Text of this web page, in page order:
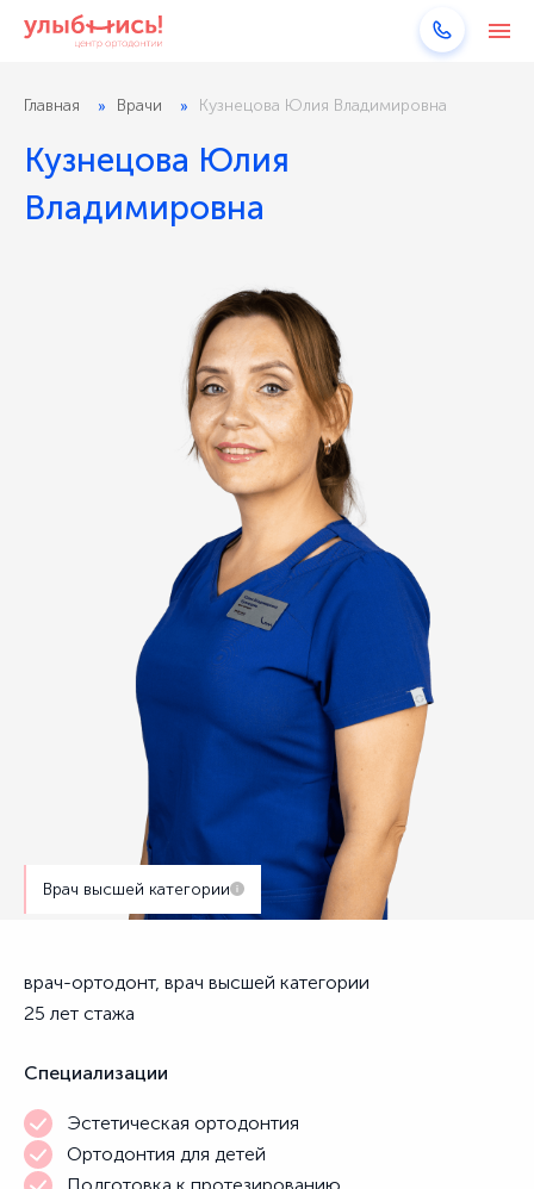
Главная Врачи Кузнецова Юлия Владимировна
Кузнецова Юлия
Владимировна
Врач высшей категории
врач-ортодонт, врач высшей категории
25 лет стажа
Специализации
Эстетическая ортодонтия
Ортодонтия для детей